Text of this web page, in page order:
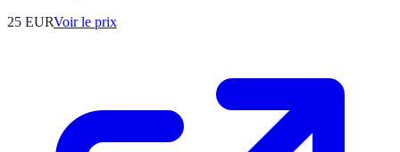
25 EURVoir le prix